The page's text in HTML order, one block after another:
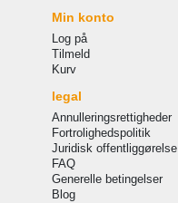
Min konto
Log på
Tilmeld
Kurv
legal
Annulleringsrettigheder
Fortrolighedspolitik
Juridisk offentliggørelse
FAQ
Generelle betingelser
Blog